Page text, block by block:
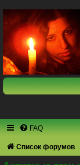
FAQ
Список форумов